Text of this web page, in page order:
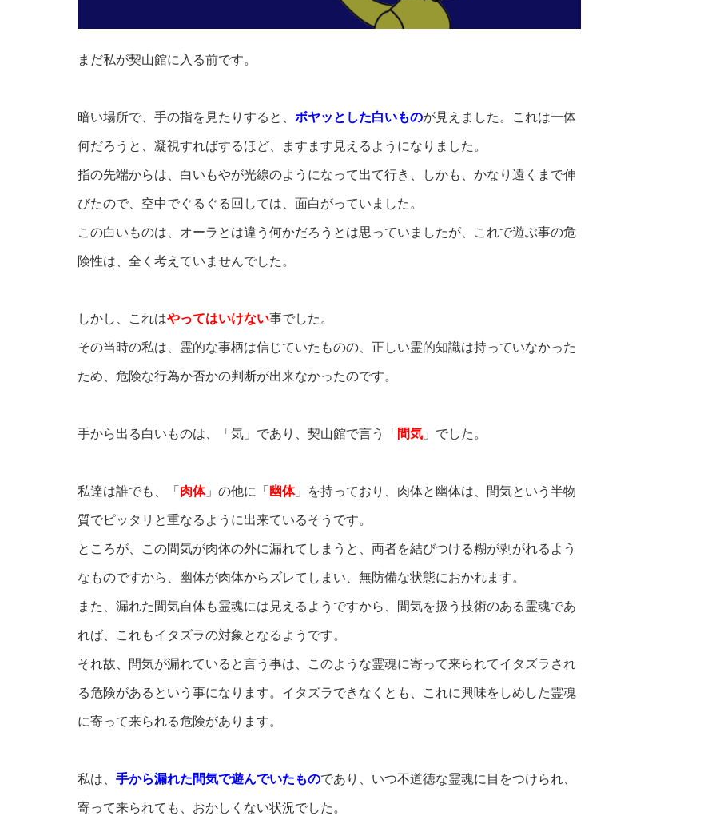
まだ私が契山館に入る前です。
暗い場所で、手の指を見たりすると、 ボヤッとした白いものが見えました。これは一体
何だろうと、凝視すればするほど、ますます見えるようになりました。
指の先端からは、白いもやが光線のようになって出て行き、しかも、かなり遠くまで伸
びたので、空中でぐるぐる回しては、面白がっていました。
この白いものは、オーラとは違う何かだろうとは思っていましたが、これで遊ぶ事の危
険性は、全く考えていませんでした。
しかし、これはやってはいけない事でした。
その当時の私は、霊的な事柄は信じていたものの、正しい霊的知識は持っていなかった
ため、危険な行為か否かの判断が出来なかったのです。
手から出る白いものは、「気」であり、契山館で言う「 間気 」でした。
私達は誰でも、「 肉体」の他に「 幽体」を持っており、肉体と幽体は、間気という半物
質でピッタリと重なるように出来ているそうです。
ところが、この間気が肉体の外に漏れてしまうと、両者を結びつける糊が剥がれるよう
なものですから、幽体が肉体からズレてしまい、無防備な状態におかれます。
また、漏れた間気自体も霊魂には見えるようですから、間気を扱う技術のある霊魂であ
れば、これもイタズラの対象となるようです。
それ故、間気が漏れていると言う事は、このような霊魂に寄って来られてイタズラされ
る危険があるという事になります。イタズラできなくとも、これに興味をしめした霊魂
に寄って来られる危険があります。
私は、 手から漏れた間気で遊んでいたものであり、いつ不道徳な霊魂に目をつけられ、
寄って来られても、おかしくない状況でした。